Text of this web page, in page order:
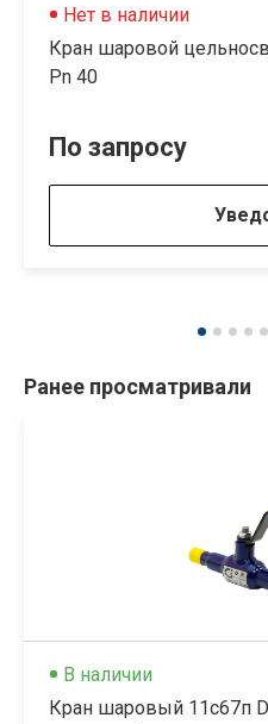
Нет в наличии
Кран шаровой
Pn 40
По запросу
Ранее просматривали
В наличии
Кран шаровый 11с67п